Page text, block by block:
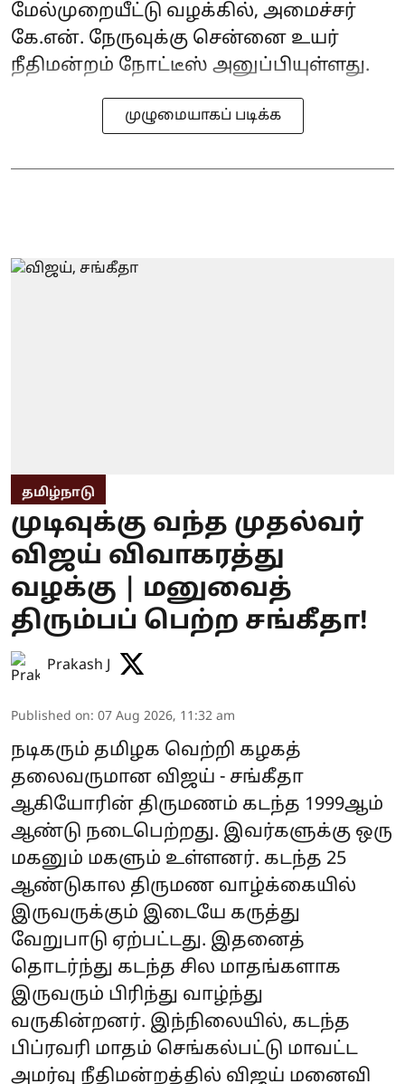
மேல்முறையீட்டு வழக்கில், அமைச்சர்
கே.என். நேருவுக்கு சென்னை உயர்
நீதிமன்றம் நோட்டீஸ் அனுப்பியுள்ளது.
முழுமையாகப் படிக்க
தமிழ்நாடு
முடிவுக்கு வந்த முதல்வர்
விஜய் விவாகரத்து
வழக்கு | மனுவைத்
திரும்பப் பெற்ற சங்கீதா!
Prakash J
Published on: 07 Aug 2026, 11:32 am
நடிகரும் தமிழக வெற்றி கழகத்
தலைவருமான விஜய் - சங்கீதா
ஆகியோரின் திருமணம் கடந்த 1999ஆம்
ஆண்டு நடைபெற்றது. இவர்களுக்கு ஒரு
மகனும் மகளும் உள்ளனர். கடந்த 25
ஆண்டுகால திருமண வாழ்க்கையில்
இருவருக்கும் இடையே கருத்து
வேறுபாடு ஏற்பட்டது. இதனைத்
தொடர்ந்து கடந்த சில மாதங்களாக
இருவரும் பிரிந்து வாழ்ந்து
வருகின்றனர். இந்நிலையில், கடந்த
பிப்ரவரி மாதம் செங்கல்பட்டு மாவட்ட
அமர்வு நீதிமன்றத்தில் விஜய் மனைவி